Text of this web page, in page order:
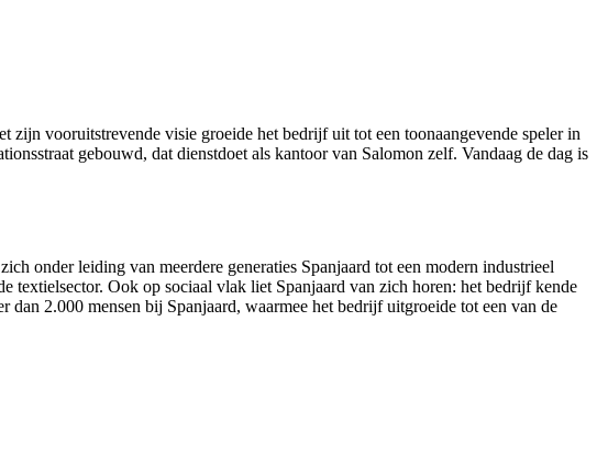
vooruitstrevende visie groeide het bedrijf uit tot een toonaangevende speler in
gebouwd, dat dienstdoet als kantoor van Salomon zelf. Vandaag de dag is
onder leiding van meerdere generaties Spanjaard tot een modern industrieel
textielsector. Ook op sociaal vlak liet Spanjaard van zich horen: het bedrijf kende
2.000 mensen bij Spanjaard, waarmee het bedrijf uitgroeide tot een van de